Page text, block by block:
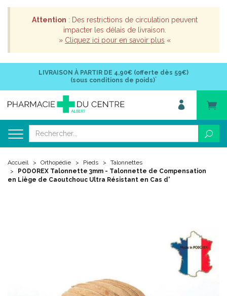
Attention : Des restrictions de circulation peuvent
impacter les délais de livraison.
» Cliquez ici pour en savoir plus «
LIVRAISON À PARTIR DE 4,90€ (offerte dès 59€)
(sous conditions de poids)*
Accueil Orthopédie Pieds
Talonnettes
PODOREX Talonnette 3mm - Talonnette de Compensation
en Liège de Caoutchouc Ultra Résistant en Cas d'